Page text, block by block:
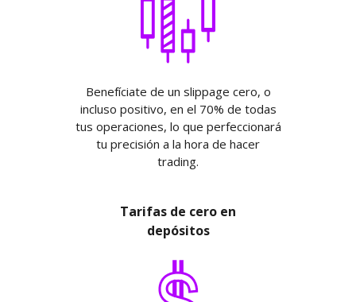
Benefíciate de un slippage cero, o
incluso positivo, en el 70% de todas
tus operaciones, lo que perfeccionará
tu precisión a la hora de hacer
trading.
Tarifas de cero en
depósitos